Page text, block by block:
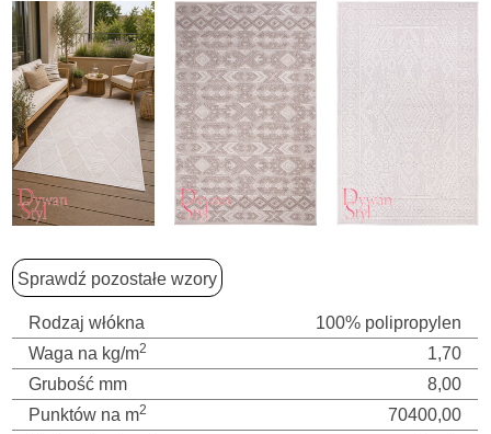
Sprawdź pozostałe wzory
Rodzaj włókna
100% polipropylen
Waga na kg/m2
1,70
Grubość mm
8,00
Punktów na m2
70400,00